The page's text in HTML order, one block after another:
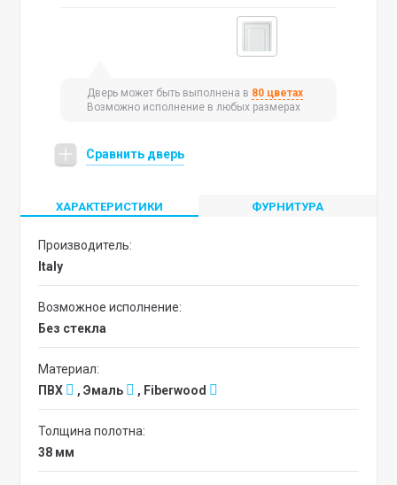
Дверь может быть выполнена в 80 цветах
Возможно исполнение в любых размерах
Сравнить дверь
ХАРАКТЕРИСТИКИ ФУРНИТУРА
Производитель:
Italy
Возможное исполнение:
без стекла
Материал:
ПВХ
, Эмаль , Fiberwood
Толщина полотна:
38 мм